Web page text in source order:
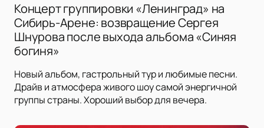
Концерт группировки «Ленинград» на
Сибирь-Арене: возвращение Сергея
Шнурова после выхода альбома «Синяя
богиня»
Новый альбом, гастрольный тур и любимые песни.
Драйв и атмосфера живого шоу самой энергичной
группы страны. Хороший выбор для вечера.